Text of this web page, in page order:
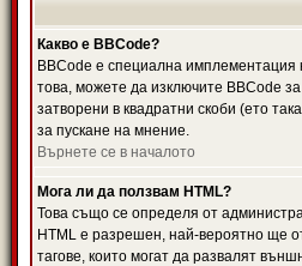
Какво е BBCode?
BBCode е специална
това, можете да изключите BBCode
затворени в квадратни скоби (ето
за пускане на мнение.
Върнете се в началото
Мога ли да ползвам HTML?
Това също се определя от
HTML е разрешен, най-вероятно ще
тагове, които могат да развалят